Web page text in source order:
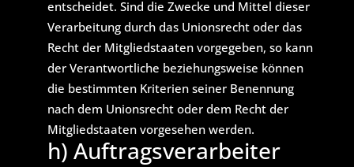
entscheidet. Sind die Zwecke und Mittel dieser
Verarbeitung durch das Unionsrecht oder das
Recht der Mitgliedstaaten vorgegeben, so kann
der Verantwortliche beziehungsweise können
die bestimmten Kriterien seiner Benennung
nach dem Unionsrecht oder dem Recht der
Mitgliedstaaten vorgesehen werden.
h) Auftragsverarbeiter